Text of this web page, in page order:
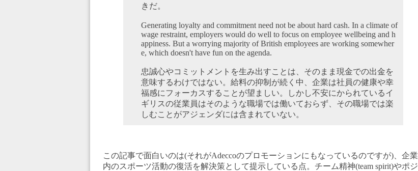
きだ。
Generating loyalty and commitment need not be about hard cash. In a climate of
wage restraint, employers would do well to focus on employee wellbeing and h
appiness. But a worrying majority of British employees are working somewher
e, which doesn't have fun on the agenda.
忠誠心やコミットメントを生み出すことは、そのまま現金での出金を
意味するわけではない。給料の抑制が続く中、企業は社員の健康や幸
福感にフォーカスすることが望ましい。しかし不安にかられているイ
ギリスの従業員はそのような職場では働いておらず、その職場では楽
しむことがアジェンダには含まれていない。
この記事で面白いのは(それがAdeccoのプロモーションにもなっているのですが)、企業
内のスポーツ活動の復活を解決策として提示している点。チーム精神(team spirit)やポジ